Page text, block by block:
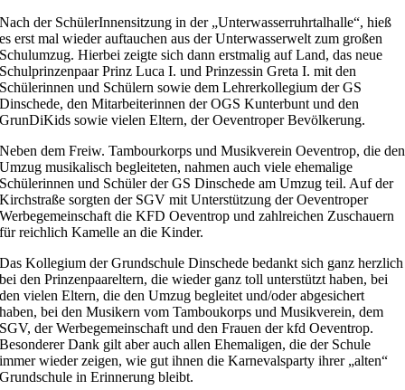
Nach der SchülerInnensitzung in der „Unterwasserruhrtalhalle“, hieß
es erst mal wieder auftauchen aus der Unterwasserwelt zum großen
Schulumzug. Hierbei zeigte sich dann erstmalig auf Land, das neue
Schulprinzenpaar Prinz Luca I. und Prinzessin Greta I. mit den
Schülerinnen und Schülern sowie dem Lehrerkollegium der GS
Dinschede, den Mitarbeiterinnen der OGS Kunterbunt und den
GrunDiKids sowie vielen Eltern, der Oeventroper Bevölkerung.
Neben dem Freiw. Tambourkorps und Musikverein Oeventrop, die den
Umzug musikalisch begleiteten, nahmen auch viele ehemalige
Schülerinnen und Schüler der GS Dinschede am Umzug teil. Auf der
Kirchstraße sorgten der SGV mit Unterstützung der Oeventroper
Werbegemeinschaft die KFD Oeventrop und zahlreichen Zuschauern
für reichlich Kamelle an die Kinder.
Das Kollegium der Grundschule Dinschede bedankt sich ganz herzlich
bei den Prinzenpaareltern, die wieder ganz toll unterstützt haben, bei
den vielen Eltern, die den Umzug begleitet und/oder abgesichert
haben, bei den Musikern vom Tamboukorps und Musikverein, dem
SGV, der Werbegemeinschaft und den Frauen der kfd Oeventrop.
Besonderer Dank gilt aber auch allen Ehemaligen, die der Schule
immer wieder zeigen, wie gut ihnen die Karnevalsparty ihrer „alten“
Grundschule in Erinnerung bleibt.